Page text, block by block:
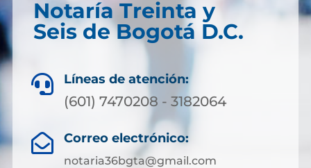
Notaría Treinta y
Seis de Bogotá D.C.
 Líneas de atención:
(601) 7470208 - 3182064
 Correo electrónico:
notaria36bgta@gmail.com